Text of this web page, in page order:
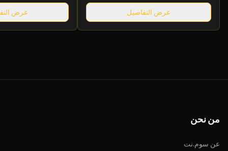
عرض التفاصيل عرض
من نحن
عن سوم.نت